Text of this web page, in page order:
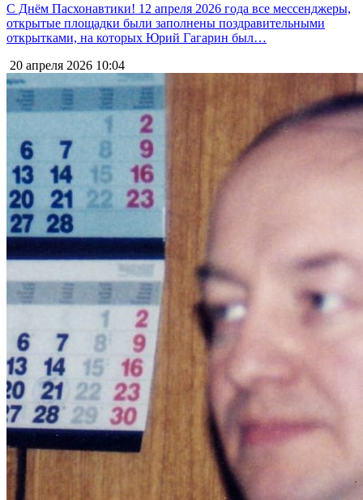
С Днём Пасхонавтики! 12 апреля 2026 года все мессенджеры,
открытые площадки были заполнены поздравительными
открытками, на которых Юрий Гагарин был…
20 апреля 2026 10:04